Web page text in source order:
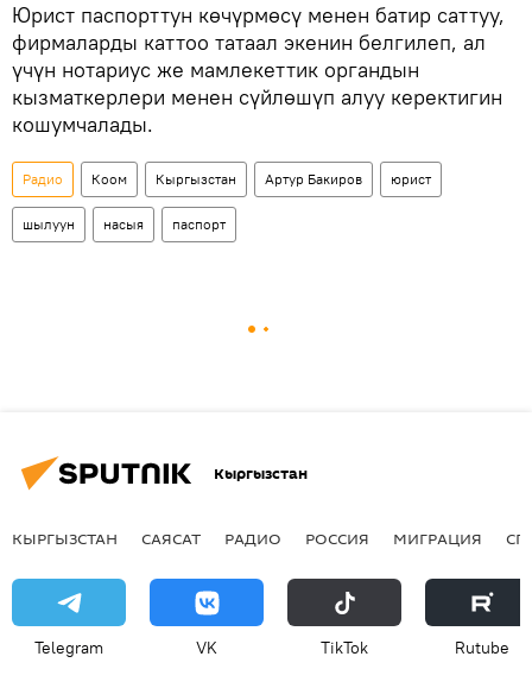
Юрист паспорттун көчүрмөсү менен батир саттуу,
фирмаларды каттоо татаал экенин белгилеп, ал
үчүн нотариус же мамлекеттик органдын
кызматкерлери менен сүйлөшүп алуу керектигин
кошумчалады.
Радио Коом Кыргызстан Артур Бакиров юрист
шылуун насыя паспорт
Кыргызстан
КЫРГЫЗСТАН САЯСАТ РАДИО РОССИЯ МИГРАЦИЯ
Telegram VK ТikТоk Rutube